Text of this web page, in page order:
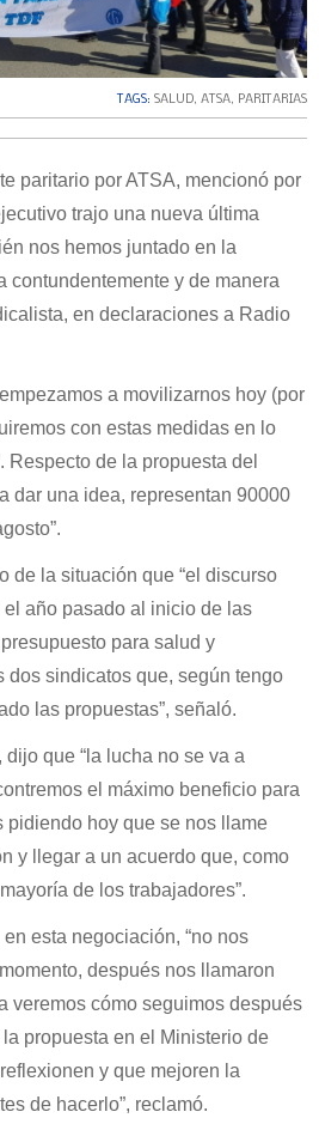
TAGS: SALUD, ATSA, PARITARIAS
paritario por ATSA, mencionó por
trajo una nueva última
nos hemos juntado en la
contundentemente y de manera
en declaraciones a Radio
a movilizarnos hoy (por
con estas medidas en lo
Respecto de la propuesta del
dar una idea, representan 90000
de la situación que “el discurso
año pasado al inicio de las
para salud y
dos sindicatos que, según tengo
las propuestas”, señaló.
que “la lucha no se va a
el máximo beneficio para
pidiendo hoy que se nos llame
y llegar a un acuerdo que, como
de los trabajadores”.
esta negociación, “no nos
después nos llamaron
veremos cómo seguimos después
propuesta en el Ministerio de
y que mejoren la
de hacerlo”, reclamó.